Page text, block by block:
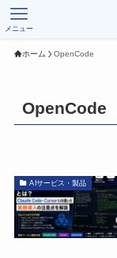
メニュー
ホーム OpenCode
OpenCode
AIサービス・製品